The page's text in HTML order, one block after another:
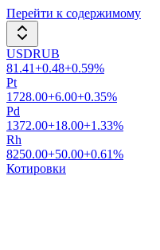
Перейти к содержимому
USDRUB
81.41+0.48+0.59%
Pt
1728.00+6.00+0.35%
Pd
1372.00+18.00+1.33%
Rh
8250.00+50.00+0.61%
Котировки